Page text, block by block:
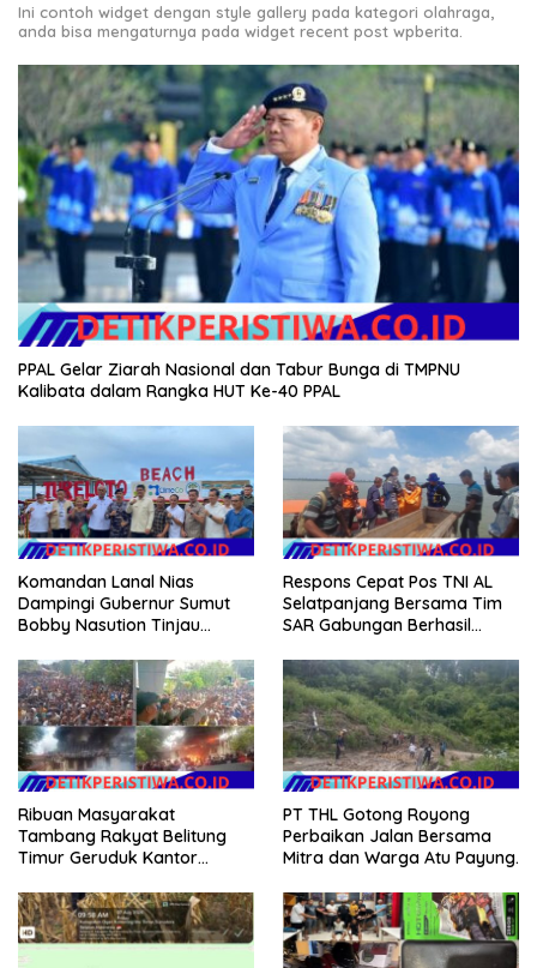
Ini contoh widget dengan style gallery pada kategori olahraga,
anda bisa mengaturnya pada widget recent post wpberita.
PPAL Gelar Ziarah Nasional dan Tabur Bunga di TMPNU
Kalibata dalam Rangka HUT Ke-40 PPAL
Komandan Lanal Nias
Dampingi Gubernur Sumut
Bobby Nasution Tinjau
Budidaya Rumput Laut di
Nias Utara
Respons Cepat Pos TNI AL
Selatpanjang Bersama Tim
SAR Gabungan Berhasil
Kapal Karam di Perairan
Mengkikip Kepulauan Meranti
Ribuan Masyarakat
Tambang Rakyat Belitung
Timur Geruduk Kantor
Membakarnya
PT THL Gotong Royong
Perbaikan Jalan Bersama
Mitra dan Warga Atu Payung.